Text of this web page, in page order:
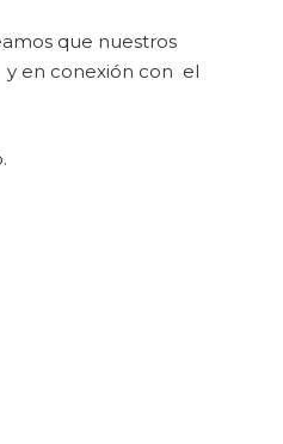
que nuestros
y en conexión con el